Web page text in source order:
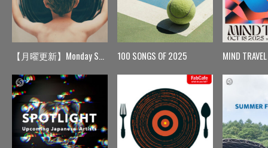
【月曜更新】Monday Spin 100 SONGS OF 2025 MIND TRAVEL